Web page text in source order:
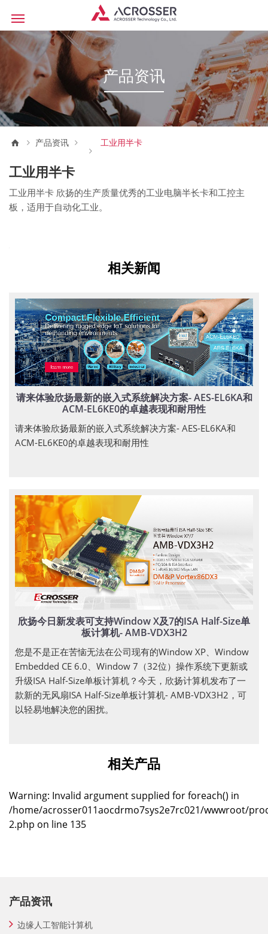
产品资讯
产品资讯 工业用半卡
工业用半卡
工业用半卡 欣扬的生产质量优秀的工业电脑半长卡和工控主
板，适用于自动化工业。
相关新闻
请来体验欣扬最新的嵌入式系统解决方案- AES-EL6KA和
ACM-EL6KE0的卓越表现和耐用性
请来体验欣扬最新的嵌入式系统解决方案- AES-EL6KA和
ACM-EL6KE0的卓越表现和耐用性
欣扬今日新发表可支持Window X及7的ISA Half-Size单
板计算机- AMB-VDX3H2
您是不是正在苦恼无法在公司现有的Window XP、Window
Embedded CE 6.0、Window 7（32位）操作系统下更新或
升级ISA Half-Size单板计算机？今天，欣扬计算机发布了一
款新的无风扇ISA Half-Size单板计算机- AMB-VDX3H2，可
以轻易地解决您的困扰。
相关产品
Warning: Invalid argument supplied for foreach() in
/home/acrosser011aocdrmo7sys2e7rc021/wwwroot/
2.php on line 135
产品资讯
边缘人工智能计算机